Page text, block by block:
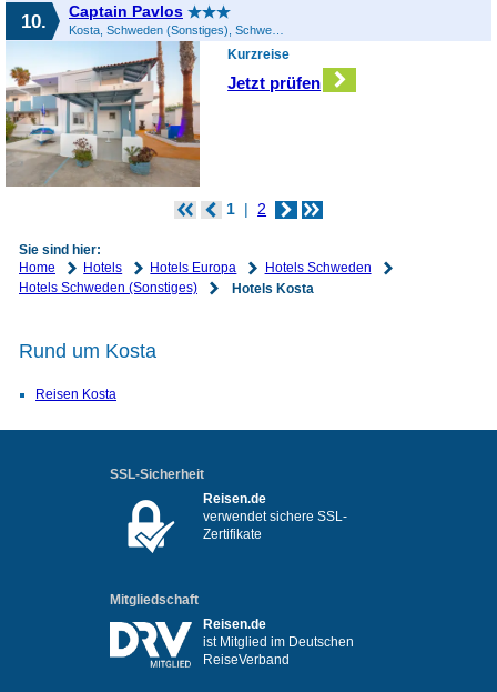
10. Captain Pavlos
Kosta, Schweden (Sonstiges), Schweden
Kurzreise
Jetzt prüfen
1 2
Sie sind hier:
Home
Hotels Hotels Europa
Hotels Schweden
Hotels Schweden (Sonstiges)
Hotels Kosta
Rund um Kosta
Reisen Kosta
SSL-Sicherheit
Reisen.de
verwendet sichere SSL-
Zertifikate
Mitgliedschaft
Reisen.de
ist Mitglied im Deutschen
ReiseVerband